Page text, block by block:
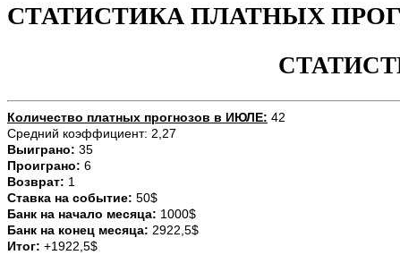
СТАТИСТИКА ПЛАТНЫХ
Количество платных прогнозов в ИЮЛЕ: 42
Средний коэффициент: 2,27
Выиграно: 35
Проиграно: 6
Возврат: 1
Ставка на событие: 50$
Банк на начало месяца: 1000$
Банк на конец месяца: 2922,5$
Итог: +1922,5$